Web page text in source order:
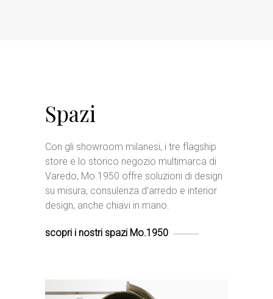
Spazi
Con gli showroom milanesi, i tre flagship
store e lo storico negozio multimarca di
Varedo, Mo.1950 offre soluzioni di design
su misura, consulenza d’arredo e interior
design, anche chiavi in mano.
scopri i nostri spazi Mo.1950